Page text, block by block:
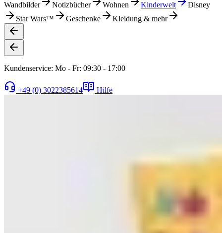
Wandbilder Notizbücher Wohnen Kinderwelt
Disney
Star Wars™
Geschenke Kleidung & mehr
Kundenservice: Mo - Fr: 09:30 - 17:00
+49 (0) 3022385614 Hilfe